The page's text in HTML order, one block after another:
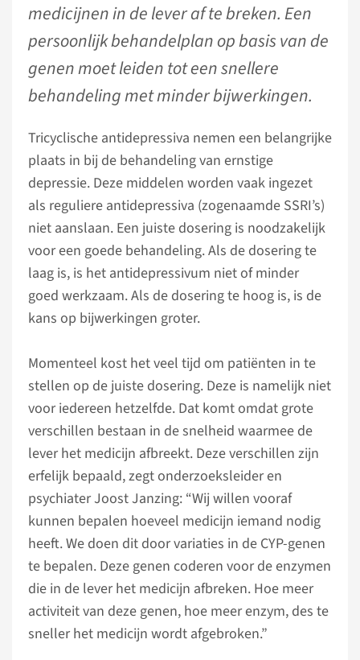
medicijnen in de lever af te breken. Een
persoonlijk behandelplan op basis van de
genen moet leiden tot een snellere
behandeling met minder bijwerkingen.
Tricyclische antidepressiva nemen een belangrijke
plaats in bij de behandeling van ernstige
depressie. Deze middelen worden vaak ingezet
als reguliere antidepressiva (zogenaamde SSRI’s)
niet aanslaan. Een juiste dosering is noodzakelijk
voor een goede behandeling. Als de dosering te
laag is, is het antidepressivum niet of minder
goed werkzaam. Als de dosering te hoog is, is de
kans op bijwerkingen groter.
Momenteel kost het veel tijd om patiënten in te
stellen op de juiste dosering. Deze is namelijk niet
voor iedereen hetzelfde. Dat komt omdat grote
verschillen bestaan in de snelheid waarmee de
lever het medicijn afbreekt. Deze verschillen zijn
erfelijk bepaald, zegt onderzoeksleider en
psychiater Joost Janzing: “Wij willen vooraf
kunnen bepalen hoeveel medicijn iemand nodig
heeft. We doen dit door variaties in de CYP-genen
te bepalen. Deze genen coderen voor de enzymen
die in de lever het medicijn afbreken. Hoe meer
activiteit van deze genen, hoe meer enzym, des te
sneller het medicijn wordt afgebroken.”